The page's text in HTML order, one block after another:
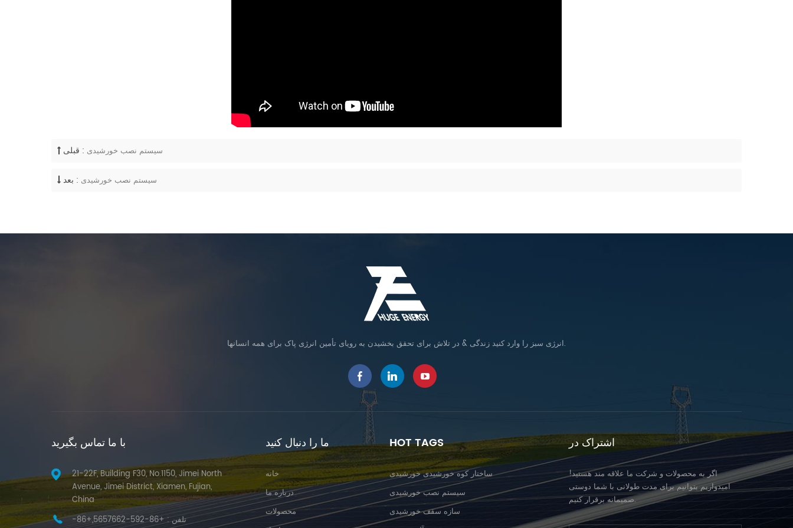
قبلی : سیستم نصب خورشیدی
بعد : سیستم نصب خورشیدی
انرژی سبز را وارد کنید زندگی & در تلاش برای تحقق بخشیدن به رویای تأمین انرژی پاک برای همه انسانها.
با ما تماس بگیرید
21-22F, Building F30, No.1150, Jimei North
Avenue, Jimei District, Xiamen, Fujian,
China
تلفن :
+86-592-5657662,+86-
ما را دنبال کنید
خانه
درباره ما
محصولات
HOT TAGS
ساختار کوه خورشیدی خورشیدی
سیستم نصب خورشیدی
سازه سقف خورشیدی
اشتراک در
اگر به محصولات و شرکت ما علاقه مند هستید!
امیدواریم بتوانیم برای مدت طولانی با شما دوستی
صمیمانه برقرار کنیم.